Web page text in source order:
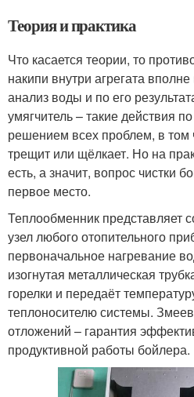
Теория и практика
Что касается теории, то
накипи внутри агрегата
анализ воды и по его
умягчитель – такие действия
решением всех проблем, в том
трещит или щёлкает. Но на
есть, а значит, вопрос чистки
первое место.
Теплообменник представляет
узел любого отопительного
первоначальное нагревание
изогнутая металлическая
горелки и передаёт
теплоносителю системы.
отложений – гарантия
продуктивной работы бойлера.